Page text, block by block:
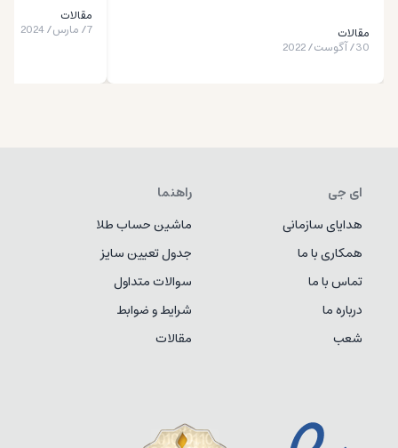
مقالات
30
/آگوست/
2022
مقالات
7
/مارس/
2024
ای جی
هدایای سازمانی
همکاری با ما
تماس با ما
درباره ما
شعب
راهنما
ماشین حساب طلا
جدول تعیین سایز
سوالات متداول
شرایط و ضوابط
مقالات